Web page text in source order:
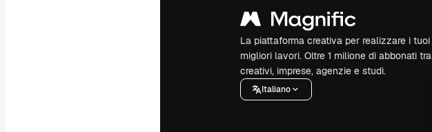
La piattaforma creativa per realizzare i tuoi
migliori lavori. Oltre 1 milione di abbonati tra
creativi, imprese, agenzie e studi.
Italiano